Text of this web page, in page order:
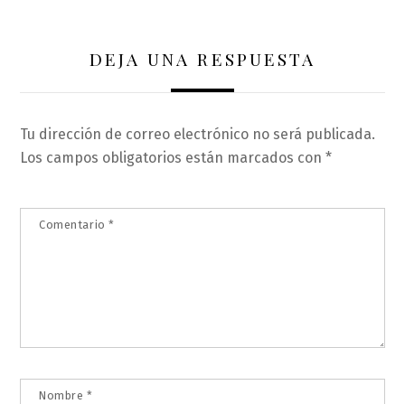
DEJA UNA RESPUESTA
Tu dirección de correo electrónico no será publicada.
Los campos obligatorios están marcados con*
Comentario*
Nombre *